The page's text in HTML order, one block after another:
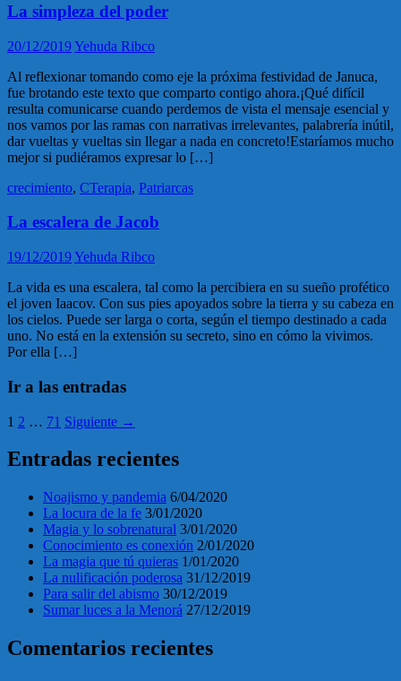
La simpleza del poder
20/12/2019Yehuda Ribco
Al reflexionar tomando como eje la próxima festividad de Januca,
fue brotando este texto que comparto contigo ahora.¡Qué difícil
resulta comunicarse cuando perdemos de vista el mensaje esencial y
nos vamos por las ramas con narrativas irrelevantes, palabrería inútil,
dar vueltas y vueltas sin llegar a nada en concreto!Estaríamos mucho
mejor si pudiéramos expresar lo […]
crecimiento, CTerapia, Patriarcas
La escalera de Jacob
19/12/2019Yehuda Ribco
La vida es una escalera, tal como la percibiera en su sueño profético
el joven Iaacov. Con sus pies apoyados sobre la tierra y su cabeza en
los cielos. Puede ser larga o corta, según el tiempo destinado a cada
uno. No está en la extensión su secreto, sino en cómo la vivimos.
Por ella […]
Ir a las entradas
1 2 … 71 Siguiente →
Entradas recientes
Noajismo y pandemia 6/04/2020
La locura de la fe 3/01/2020
Magia y lo sobrenatural 3/01/2020
Conocimiento es conexión 2/01/2020
La magia que tú quieras 1/01/2020
La nulificación poderosa 31/12/2019
Para salir del abismo 30/12/2019
Sumar luces a la Menorá 27/12/2019
Comentarios recientes